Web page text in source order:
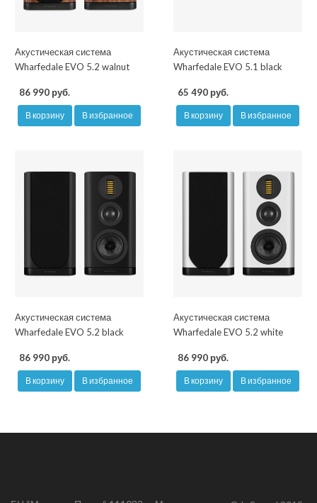
Акустическая система
Wharfedale EVO 5.2 walnut
86 990 руб.
В корзину В избранное
Акустическая система
Wharfedale EVO 5.1 black
65 490 руб.
В корзину В избранное
Акустическая система
Wharfedale EVO 5.2 black
86 990 руб.
В корзину В избранное
Акустическая система
Wharfedale EVO 5.2 white
86 990 руб.
В корзину В избранное